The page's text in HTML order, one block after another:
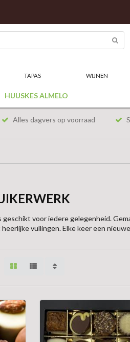
TAPAS WIJNEN
HUUSKES ALMELO
Alles dagvers op voorraad
voor iedere gelegenheid.
vullingen. Elke keer een